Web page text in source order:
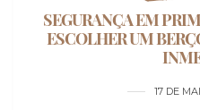
SEGURANÇA EM
ESCOLHER UM
17 DE